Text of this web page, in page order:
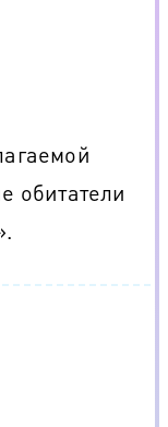
обитатели